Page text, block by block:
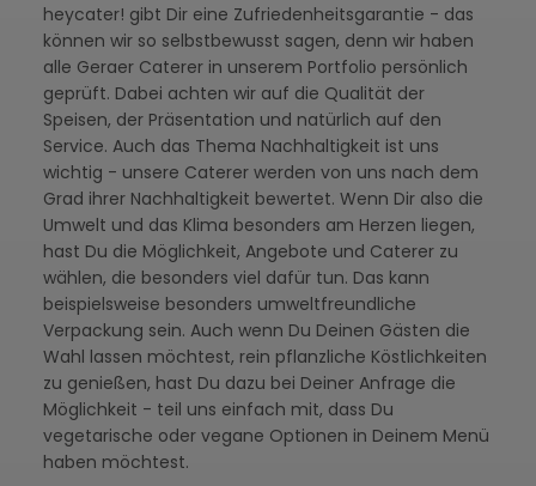
heycater! gibt Dir eine Zufriedenheitsgarantie - das
können wir so selbstbewusst sagen, denn wir haben
alle Geraer Caterer in unserem Portfolio persönlich
geprüft. Dabei achten wir auf die Qualität der
Speisen, der Präsentation und natürlich auf den
Service. Auch das Thema Nachhaltigkeit ist uns
wichtig - unsere Caterer werden von uns nach dem
Grad ihrer Nachhaltigkeit bewertet. Wenn Dir also die
Umwelt und das Klima besonders am Herzen liegen,
hast Du die Möglichkeit, Angebote und Caterer zu
wählen, die besonders viel dafür tun. Das kann
beispielsweise besonders umweltfreundliche
Verpackung sein. Auch wenn Du Deinen Gästen die
Wahl lassen möchtest, rein pflanzliche Köstlichkeiten
zu genießen, hast Du dazu bei Deiner Anfrage die
Möglichkeit - teil uns einfach mit, dass Du
vegetarische oder vegane Optionen in Deinem Menü
haben möchtest.